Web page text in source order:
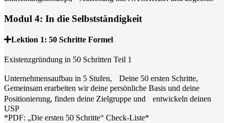
Modul 4: In die Selbstständigkeit
Lektion 1: 50 Schritte Formel
Existenzgründung in 50 Schritten Teil 1
Unternehmensaufbau in 5 Stufen, Deine 50 ersten Schritte,
Gemeinsam erarbeiten wir deine persönliche Basis und deine
Positionierung, finden deine Zielgruppe und entwickeln deinen
USP
*PDF: „Die ersten 50 Schritte“ Check-Liste*